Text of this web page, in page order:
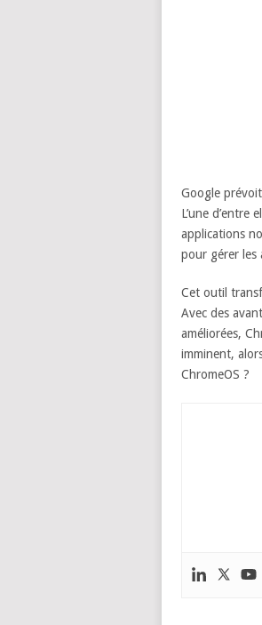
Google
L’une d’entre
applications
pour gérer les
Cet outil
Avec des
améliorées,
imminent,
ChromeOS ?